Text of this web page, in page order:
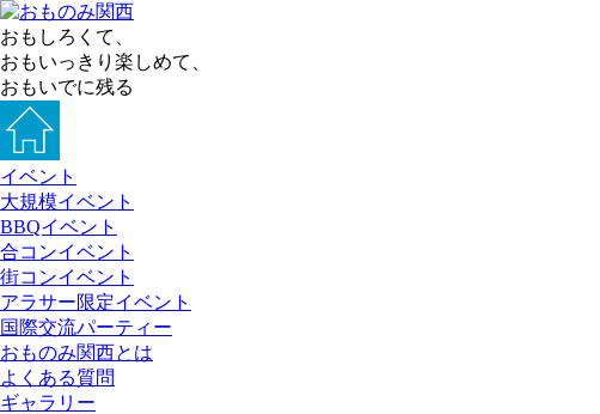
おもしろくて、
おもいっきり楽しめて、
おもいでに残る
イベント
大規模イベント
BBQイベント
合コンイベント
街コンイベント
アラサー限定イベント
国際交流パーティー
おものみ関西とは
よくある質問
ギャラリー